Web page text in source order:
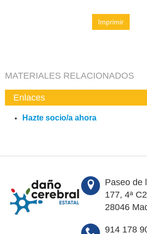
Imprimir
MATERIALES RELACIONADOS
Enlaces
Hazte socio/a ahora
Paseo de
177, 4ª C2
28046
914 178